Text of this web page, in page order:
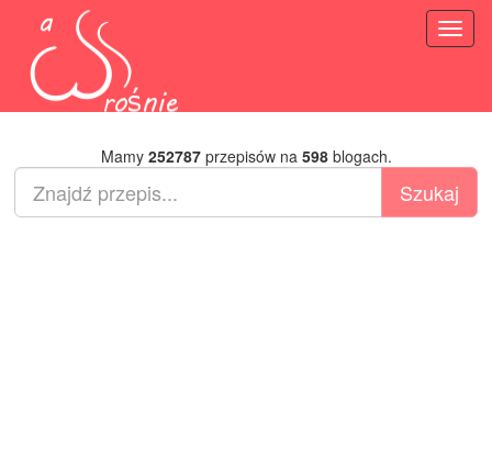
Mamy 252787przepisów na 598blogach.